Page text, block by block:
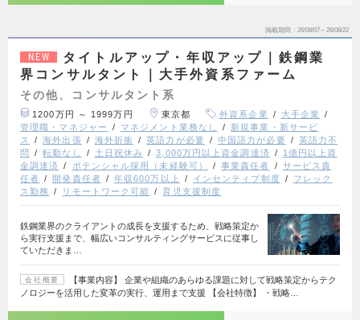
掲載期間 26/08/07～26/08/22
NEW
タイトルアップ・年収アップ｜鉄鋼業
界コンサルタント｜大手外資系ファーム
その他、コンサルタント系
1200万円 ～ 1999万円 東京都 外資系企業
大手企業
管理職・マネジャー
マネジメント業務なし
新規事業・新サービ
ス
海外出張 海外折衝 英語力が必要 中国語力が必要
英語力不
問
転勤なし 土日祝休み 3,000万円以上資金調達済
1億円以上資
金調達済
ポテンシャル採用（未経験可） 事業責任者
サービス責
任者
開発責任者 年収600万以上 インセンティブ制度
フレック
ス勤務
リモートワーク可能 育児支援制度
鉄鋼業界のクライアントの成長を支援するため、戦略策定か
ら実行支援まで、幅広いコンサルティングサービスに従事し
ていただきま…
会社概要
【事業内容】 企業や組織のあらゆる課題に対して戦略策定からテク
ノロジーを活用した変革の実行、運用まで支援 【会社特徴】 ・戦略…